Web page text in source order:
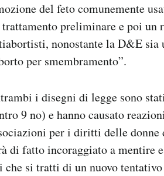
del feto comunemente
preliminare e poi un
nonostante la D&E sia
per smembramento”.
i disegni di legge sono
9 no) e hanno causato
per i diritti delle
di fatto incoraggiato a mentire
che si tratti di un nuovo